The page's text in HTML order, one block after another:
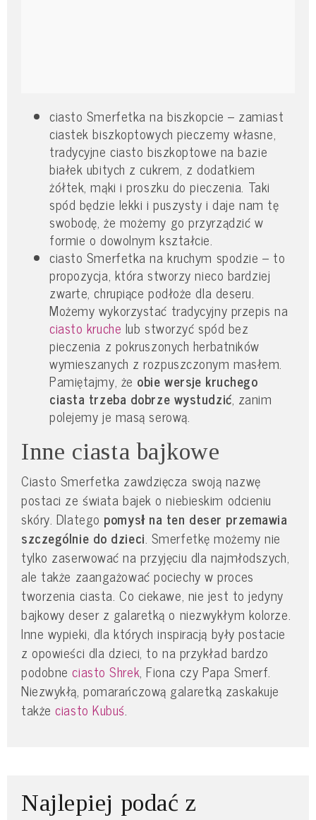
ciasto Smerfetka na biszkopcie – zamiast
ciastek biszkoptowych pieczemy własne,
tradycyjne ciasto biszkoptowe na bazie
białek ubitych z cukrem, z dodatkiem
żółtek, mąki i proszku do pieczenia. Taki
spód będzie lekki i puszysty i daje nam tę
swobodę, że możemy go przyrządzić w
formie o dowolnym kształcie.
ciasto Smerfetka na kruchym spodzie – to
propozycja, która stworzy nieco bardziej
zwarte, chrupiące podłoże dla deseru.
Możemy wykorzystać tradycyjny przepis na
ciasto kruche lub stworzyć spód bez
pieczenia z pokruszonych herbatników
wymieszanych z rozpuszczonym masłem.
Pamiętajmy, że obie wersje kruchego
ciasta trzeba dobrze wystudzić, zanim
polejemy je masą serową.
Inne ciasta bajkowe
Ciasto Smerfetka zawdzięcza swoją nazwę
postaci ze świata bajek o niebieskim odcieniu
skóry. Dlatego pomysł na ten deser przemawia
szczególnie do dzieci. Smerfetkę możemy nie
tylko zaserwować na przyjęciu dla najmłodszych,
ale także zaangażować pociechy w proces
tworzenia ciasta. Co ciekawe, nie jest to jedyny
bajkowy deser z galaretką o niezwykłym kolorze.
Inne wypieki, dla których inspiracją były postacie
z opowieści dla dzieci, to na przykład bardzo
podobneciasto Shrek, Fiona czy Papa Smerf.
Niezwykłą, pomarańczową galaretką zaskakuje
takżeciasto Kubuś.
Najlepiej podać z